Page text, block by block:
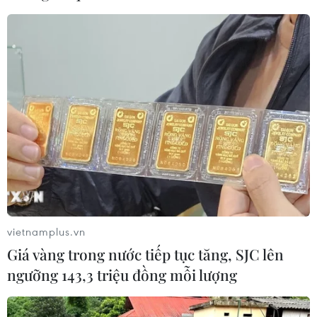
lịch
Giá vàng ngày 6/8: Bảng giá tại các
công ty vàng bạc đá quý
06/08/2026 01:54
Giá dầu thô biến động nhẹ khi triển
vọng đàm phán Trung Đông vẫn khó
đoán
06/08/2026 00:26
Giá vàng thế giới tăng mạnh nhất kể
từ tháng Hai
vietnamplus.vn
Giá vàng trong nước tiếp tục tăng, SJC lên
ngưỡng 143,3 triệu đồng mỗi lượng